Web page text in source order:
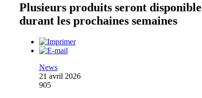
Plusieurs produits seront
durant les prochaines semaines
News
21 avril 2026
905